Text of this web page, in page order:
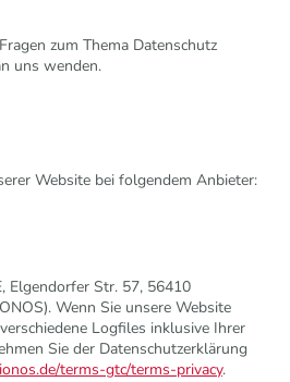
zum Thema Datenschutz
uns wenden.
Website bei folgendem Anbieter:
Elgendorfer Str. 57, 56410
Wenn Sie unsere Website
Logfiles inklusive Ihrer
Sie der Datenschutzerklärung
terms-gtc/terms-privacy.